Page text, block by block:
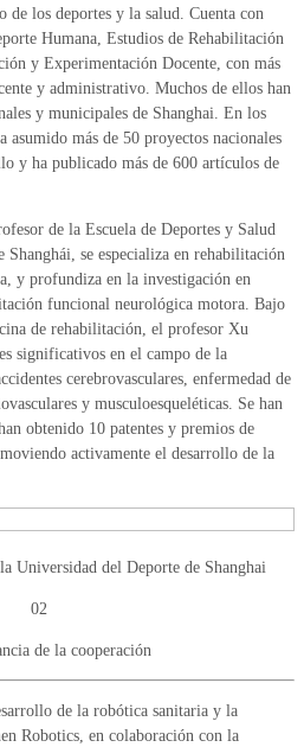
de los deportes y la salud. Cuenta con
Humana, Estudios de Rehabilitación
y Experimentación Docente, con más
y administrativo. Muchos de ellos han
y municipales de Shanghai. En los
más de 50 proyectos nacionales
y ha publicado más de 600 artículos de
de la Escuela de Deportes y Salud
Shanghái, se especializa en rehabilitación
y profundiza en la investigación en
funcional neurológica motora. Bajo
de rehabilitación, el profesor Xu
significativos en el campo de la
cerebrovasculares, enfermedad de
y musculoesqueléticas. Se han
obtenido 10 patentes y premios de
activamente el desarrollo de la
Universidad del Deporte de Shanghai
02
de la cooperación
de la robótica sanitaria y la
Robotics, en colaboración con la